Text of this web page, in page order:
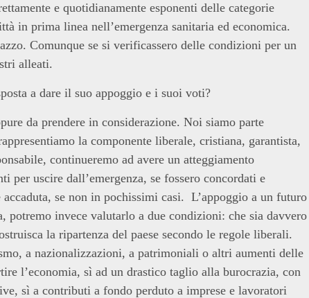
e quotidianamente esponenti delle categorie
in prima linea nell’emergenza sanitaria ed economica.
Comunque se si verificassero delle condizioni per un
alleati.
a dare il suo appoggio e i suoi voti?
da prendere in considerazione. Noi siamo parte
la componente liberale, cristiana, garantista,
continueremo ad avere un atteggiamento
uscire dall’emergenza, se fossero concordati e
se non in pochissimi casi. L’appoggio a un futuro
, potremo invece valutarlo a due condizioni: che sia davvero
la ripartenza del paese secondo le regole liberali.
a nazionalizzazioni, a patrimoniali o altri aumenti delle
l’economia, sì ad un drastico taglio alla burocrazia, con
sì a contributi a fondo perduto a imprese e lavoratori